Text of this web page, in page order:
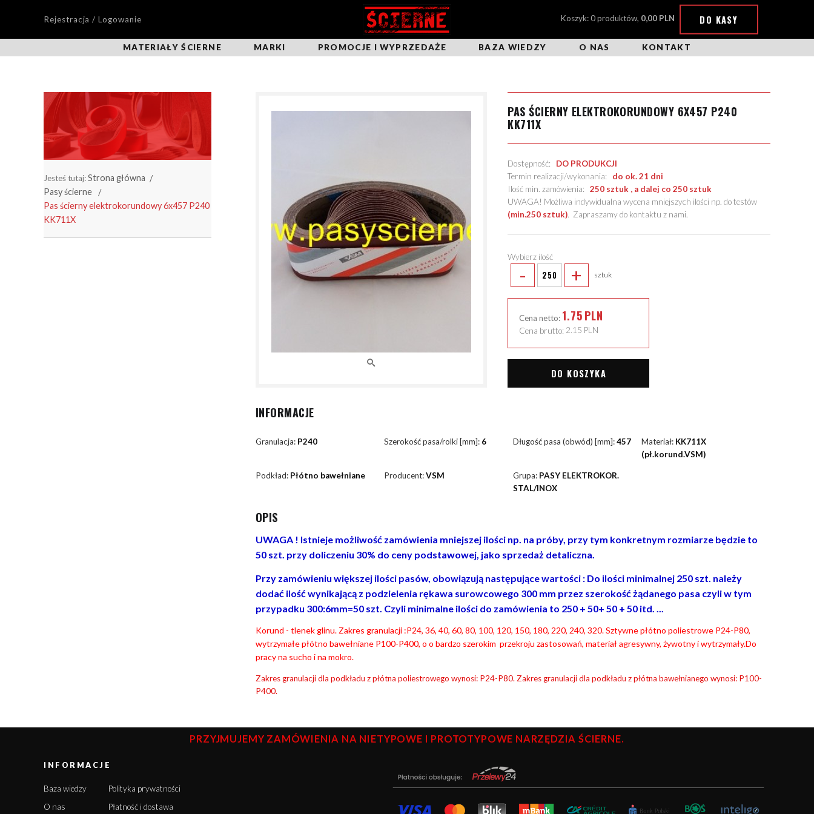
Rejestracja / Logowanie Koszyk: 0 produktów, 0,00 PLN DO KASY
MATERIAŁY ŚCIERNE MARKI PROMOCJE I WYPRZEDAŻE BAZA WIEDZY O NAS KONTAKT
Jesteś tutaj:Strona główna
Pasy ścierne
Pas ścierny elektrokorundowy 6x457 P240
KK711X
PAS ŚCIERNY ELEKTROKORUNDOWY 6X457 P240
KK711X
Dostępność: DO PRODUKCJI
Termin realizacji/wykonania: do ok. 21 dni
Ilość min. zamówienia:250 sztuk , a dalej co 250 sztuk
UWAGA! Możliwa indywidualna wycena mniejszych ilości np. do testów
(min.250 sztuk). Zapraszamy do kontaktu z nami.
Wybierz ilość
- + sztuk
Cena netto: 1.75PLN
Cena brutto: 2.15 PLN
DO KOSZYKA
INFORMACJE
Granulacja: P240 Szerokość pasa/rolki [mm]: 6 Długość pasa (obwód) [mm]:457 Materiał: KK711X
(pł.korund.VSM)
Podkład: Płótno bawełniane Producent:VSM Grupa: PASY ELEKTROKOR.
STAL/INOX
OPIS
UWAGA ! Istnieje możliwość zamówienia mniejszej ilości np. na próby, przy tym konkretnym rozmiarze będzie to
50 szt. przy doliczeniu 30% do ceny podstawowej, jako sprzedaż detaliczna.
Przy zamówieniu większej ilości pasów, obowiązują następujące wartości : Do ilości minimalnej 250 szt. należy
dodać ilość wynikającą z podzielenia rękawa surowcowego 300 mm przez szerokość żądanego pasa czyli w tym
przypadku 300:6mm=50 szt. Czyli minimalne ilości do zamówienia to 250 + 50+ 50 + 50 itd. ...
Korund - tlenek glinu. Zakres granulacji :P24, 36, 40, 60, 80, 100, 120, 150, 180, 220, 240, 320. Sztywne płótno poliestrowe P24-P80,
wytrzymałe płótno bawełniane P100-P400, o o bardzo szerokim przekroju zastosowań, materiał agresywny, żywotny i wytrzymały.Do
pracy na sucho i na mokro.
Zakres granulacji dla podkładu z płótna poliestrowego wynosi: P24-P80. Zakres granulacji dla podkładu z płótna bawełnianego wynosi: P100-
P400.
PRZYJMUJEMY ZAMÓWIENIA NA NIETYPOWE I PROTOTYPOWE NARZĘDZIA ŚCIERNE.
INFORMACJE
Baza wiedzy
O nas
Polityka prywatności
Płatność i dostawa